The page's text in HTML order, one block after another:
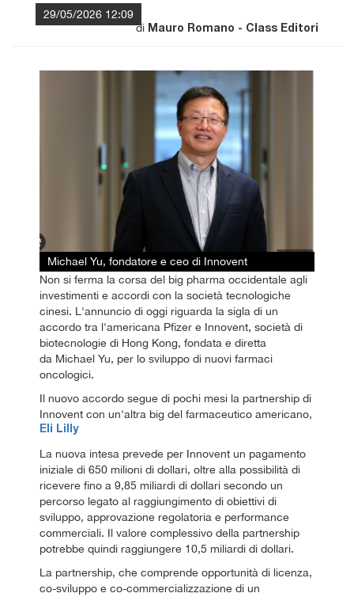
29/05/2026 12:09
di Mauro Romano - Class Editori
Michael Yu, fondatore e ceo di Innovent
Non si ferma la corsa del big pharma occidentale agli
investimenti e accordi con la società tecnologiche
cinesi. L'annuncio di oggi riguarda la sigla di un
accordo tra l'americana Pfizer e Innovent, società di
biotecnologie di Hong Kong, fondata e diretta
da Michael Yu, per lo sviluppo di nuovi farmaci
oncologici.
Il nuovo accordo segue di pochi mesi la partnership di
Innovent con un'altra big del farmaceutico americano,
Eli Lilly
La nuova intesa prevede per Innovent un pagamento
iniziale di 650 milioni di dollari, oltre alla possibilità di
ricevere fino a 9,85 miliardi di dollari secondo un
percorso legato al raggiungimento di obiettivi di
sviluppo, approvazione regolatoria e performance
commerciali. Il valore complessivo della partnership
potrebbe quindi raggiungere 10,5 miliardi di dollari.
La partnership, che comprende opportunità di licenza,
co-sviluppo e co-commercializzazione di un